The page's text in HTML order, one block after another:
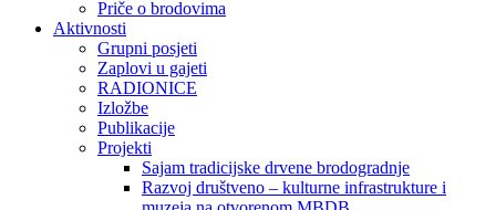
Priče o brodovima
Aktivnosti
Grupni posjeti
Zaplovi u gajeti
RADIONICE
Izložbe
Publikacije
Projekti
Sajam tradicijske drvene brodogradnje
Razvoj društveno – kulturne infrastrukture i